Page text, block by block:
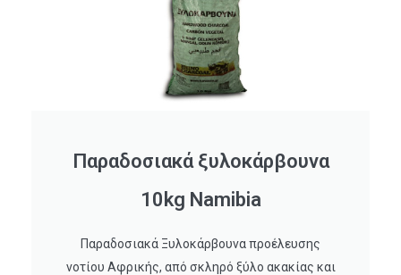
Παραδοσιακά ξυλοκάρβουνα
10kg Namibia
Παραδοσιακά Ξυλοκάρβουνα προέλευσης
νοτίου Αφρικής, από σκληρό ξύλο ακακίας και